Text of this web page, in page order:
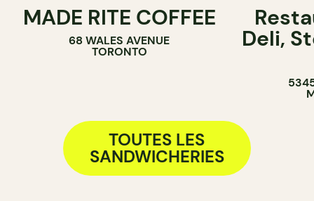
PÂTISSERIE
SANDWICHERIE
MADE RITE COFFEE
68 WALES AVENUE
TORONTO
CAFÉ
COMPTOIR
Deli,
TOUTES LES
SANDWICHERIES